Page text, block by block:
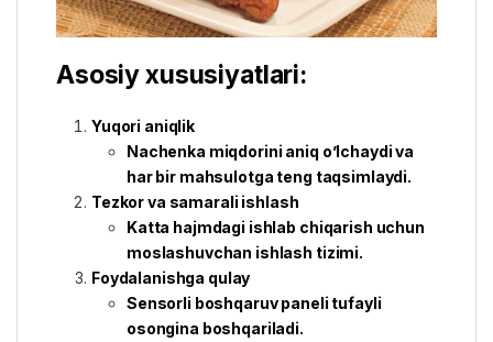
Asosiy xususiyatlari:
Yuqori aniqlik
Nachenka miqdorini aniq o’lchaydi va
har bir mahsulotga teng taqsimlaydi.
Tezkor va samarali ishlash
Katta hajmdagi ishlab chiqarish uchun
moslashuvchan ishlash tizimi.
Foydalanishga qulay
Sensorli boshqaruv paneli tufayli
osongina boshqariladi.